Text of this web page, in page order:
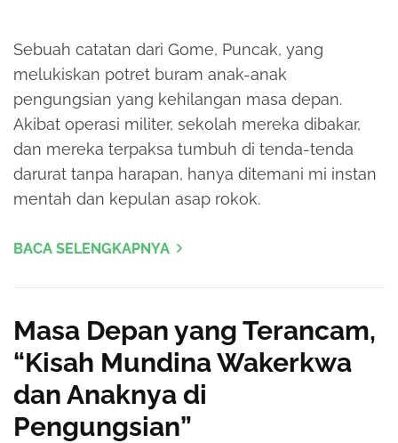
Sebuah catatan dari Gome, Puncak, yang
melukiskan potret buram anak-anak
pengungsian yang kehilangan masa depan.
Akibat operasi militer, sekolah mereka dibakar,
dan mereka terpaksa tumbuh di tenda-tenda
darurat tanpa harapan, hanya ditemani mi instan
mentah dan kepulan asap rokok.
BACA SELENGKAPNYA
Masa Depan yang Terancam,
“Kisah Mundina Wakerkwa
dan Anaknya di
Pengungsian”